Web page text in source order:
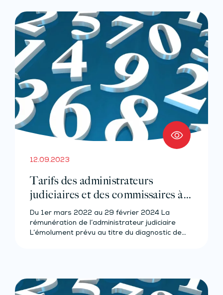
12.09.2023
Tarifs des administrateurs
judiciaires et des commissaires à
l’exécution du plan
Du 1er mars 2022 au 29 février 2024 La
rémunération de l’administrateur judiciaire
L’émolument prévu au titre du diagnostic de…